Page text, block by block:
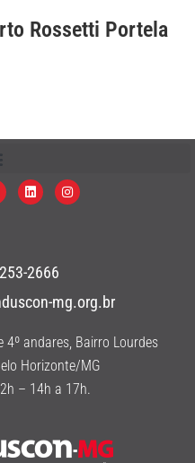
Rossetti Portela
2666
mg.org.br
4º andares, Bairro Lourdes
Horizonte/MG
– 14h a 17h.